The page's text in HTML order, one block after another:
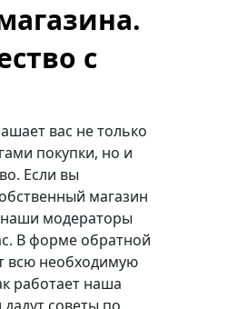
с
вас не только
покупки, но и
Если вы
магазин
модераторы
В форме обратной
всю необходимую
работает наша